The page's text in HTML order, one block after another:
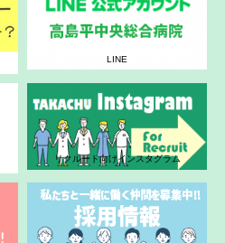
LINE
リクルート向けインスタグラム